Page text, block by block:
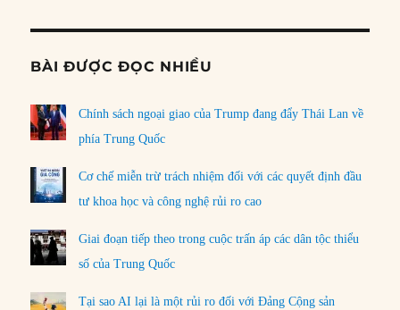
BÀI ĐƯỢC ĐỌC NHIỀU
Chính sách ngoại giao của Trump đang đẩy Thái Lan về
phía Trung Quốc
Cơ chế miễn trừ trách nhiệm đối với các quyết định đầu
tư khoa học và công nghệ rủi ro cao
Giai đoạn tiếp theo trong cuộc trấn áp các dân tộc thiểu
số của Trung Quốc
Tại sao AI lại là một rủi ro đối với Đảng Cộng sản